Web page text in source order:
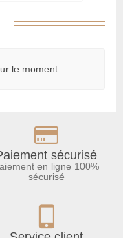
le moment.
sécurisé
en ligne 100%
sécurisé